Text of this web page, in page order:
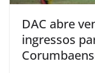
DAC abre
ingressos